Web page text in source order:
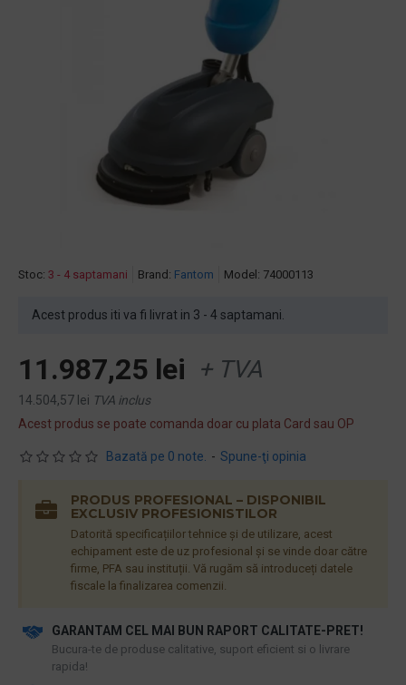
Stoc: 3 - 4 saptamani Brand: Fantom Model: 74000113
Acest produs iti va fi livrat in 3 - 4 saptamani.
Bazată pe 0 note. - Spune-ţi opinia
11.987,25 lei + TVA
14.504,57 lei TVA inclus
Acest produs se poate comanda doar cu plata Card sau OP
GARANTAM CEL MAI BUN RAPORT CALITATE-PRET!
​Bucura-te de produse calitative, suport eficient si o livrare
rapida!
PRODUS PROFESIONAL – DISPONIBIL
EXCLUSIV PROFESIONISTILOR
Datorită specificațiilor tehnice și de utilizare, acest
echipament este de uz profesional și se vinde doar către
firme, PFA sau instituții. Vă rugăm să introduceți datele
fiscale la finalizarea comenzii.